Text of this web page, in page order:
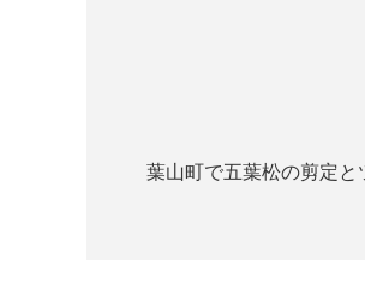
葉山町で五葉松の剪定と